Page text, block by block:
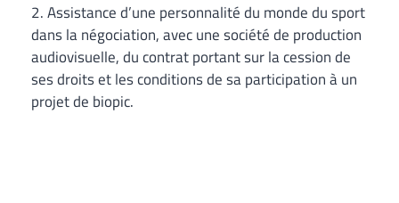
2. Assistance d’une personnalité du monde du sport
dans la négociation, avec une société de production
audiovisuelle, du contrat portant sur la cession de
ses droits et les conditions de sa participation à un
projet de biopic.